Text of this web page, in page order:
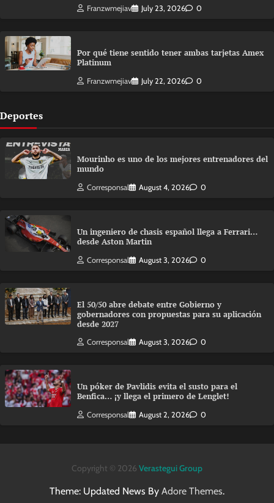
Franzwmejiav July 23, 2026 0
Por qué tiene sentido tener ambas tarjetas Amex
Platinum
Franzwmejiav July 22, 2026 0
Deportes
Mourinho es uno de los mejores entrenadores del
mundo
Corresponsal August 4, 2026 0
Un ingeniero de chasis español llega a Ferrari…
desde Aston Martin
Corresponsal August 3, 2026 0
El 50/50 abre debate entre Gobierno y
gobernadores con propuestas para su aplicación
desde 2027
Corresponsal August 3, 2026 0
Un póker de Pavlidis evita el susto para el
Benfica… ¡y llega el primero de Lenglet!
Corresponsal August 2, 2026 0
Copyright © 2026 Verastegui Group
Theme: Updated News By Adore Themes.